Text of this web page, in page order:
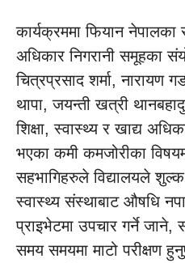
कार्यक्रममा फियान
अधिकार निगरानी समूहका
चित्रप्रसाद शर्मा, नारायण
थापा, जयन्ती खत्री
शिक्षा, स्वास्थ्य र खाद्य
भएका कमी कमजोरीका
सहभागिहरुले विद्यालयले
स्वास्थ्य संस्थाबाट औषधि
प्राइभेटमा उपचार गर्ने
समय समयमा माटो परीक्षण